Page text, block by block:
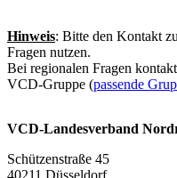
Hinweis: Bitte den Kontakt
Fragen nutzen.
Bei regionalen Fragen
VCD-Gruppe (passende
VCD-Landesverband
Schützenstraße 45
40211 Düsseldorf